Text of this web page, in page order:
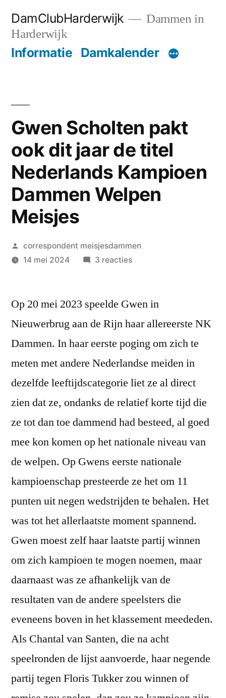
naar
DamClubHarderwijk
Dammen in
Harderwijk
Informatie Damkalender
Gwen Scholten pakt
ook dit jaar de titel
Nederlands Kampioen
Dammen Welpen
Meisjes
Geplaatst
door
correspondent meisjesdammen
14 mei 2024
3 reactiesop
pakt
dit
jaar
de
Nederlands
Kampioen
Welpen
Meisjes
Op 20 mei 2023 speelde Gwen in
Nieuwerbrug aan de Rijn haar allereerste NK
Dammen. In haar eerste poging om zich te
meten met andere Nederlandse meiden in
dezelfde leeftijdscategorie liet ze al direct
zien dat ze, ondanks de relatief korte tijd die
ze tot dan toe dammend had besteed, al goed
mee kon komen op het nationale niveau van
de welpen. Op Gwens eerste nationale
kampioenschap presteerde ze het om 11
punten uit negen wedstrijden te behalen. Het
was tot het allerlaatste moment spannend.
Gwen moest zelf haar laatste partij winnen
om zich kampioen te mogen noemen, maar
daarnaast was ze afhankelijk van de
resultaten van de andere speelsters die
eveneens boven in het klassement meededen.
Als Chantal van Santen, die na acht
speelronden de lijst aanvoerde, haar negende
partij tegen Floris Tukker zou winnen of